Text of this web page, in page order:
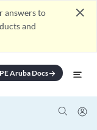
answers to
and
close
Aruba Docsarrow_forward